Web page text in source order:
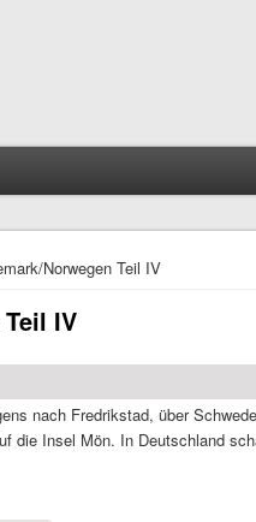
Norwegen Teil IV
IV
nach Fredrikstad, über
die Insel Mön. In Deutschland